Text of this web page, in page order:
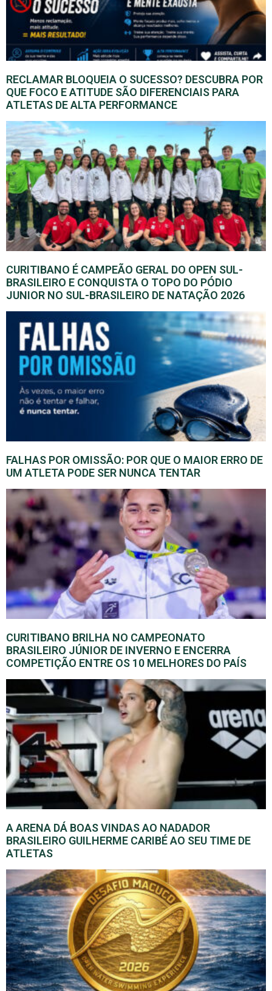
RECLAMAR BLOQUEIA O SUCESSO? DESCUBRA POR
QUE FOCO E ATITUDE SÃO DIFERENCIAIS PARA
ATLETAS DE ALTA PERFORMANCE
CURITIBANO É CAMPEÃO GERAL DO OPEN SUL-
BRASILEIRO E CONQUISTA O TOPO DO PÓDIO
JUNIOR NO SUL-BRASILEIRO DE NATAÇÃO 2026
FALHAS POR OMISSÃO: POR QUE O MAIOR ERRO DE
UM ATLETA PODE SER NUNCA TENTAR
CURITIBANO BRILHA NO CAMPEONATO
BRASILEIRO JÚNIOR DE INVERNO E ENCERRA
COMPETIÇÃO ENTRE OS 10 MELHORES DO PAÍS
A ARENA DÁ BOAS VINDAS AO NADADOR
BRASILEIRO GUILHERME CARIBÉ AO SEU TIME DE
ATLETAS